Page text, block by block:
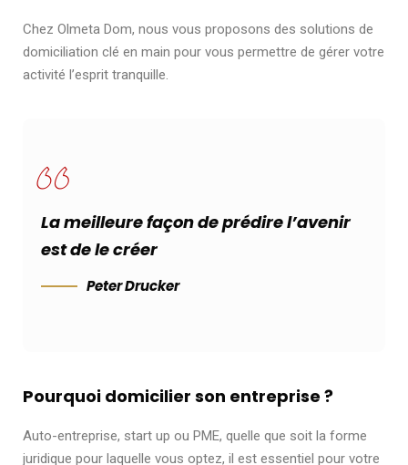
Chez Olmeta Dom, nous vous proposons des solutions de
domiciliation clé en main pour vous permettre de gérer votre
activité l’esprit tranquille.
La meilleure façon de prédire l’avenir
est dele créer
Peter Drucker
Pourquoi domicilier son entreprise ?
Auto-entreprise, start up ou PME, quelle que soit la forme
juridique pour laquelle vous optez, il est essentiel pour votre